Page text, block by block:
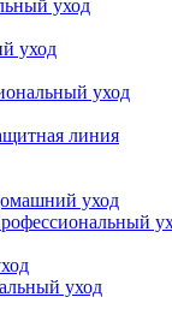
уход
уход
уход
линия
уход
уход